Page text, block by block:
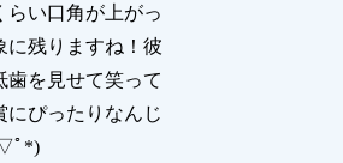
らい口角が上がっ
に残りますね！彼
歯を見せて笑って
にぴったりなんじ
ﾟ*)